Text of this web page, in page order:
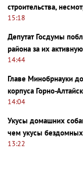
строительства,
15:18
Депутат Госдумы
района за их
14:44
Главе Минобрнауки
корпуса Горно-
14:04
Укусы домашних
чем укусы бездомных
13:22